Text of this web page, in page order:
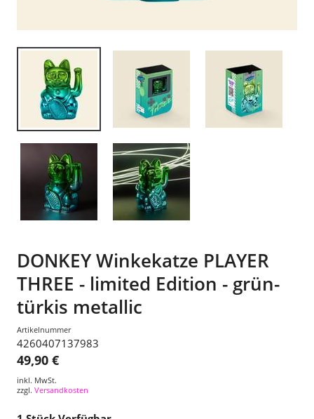
DONKEY Winkekatze PLAYER
THREE - limited Edition - grün-
türkis metallic
Artikelnummer
4260407137983
49,90 €
inkl. MwSt.
zzgl. Versandkosten